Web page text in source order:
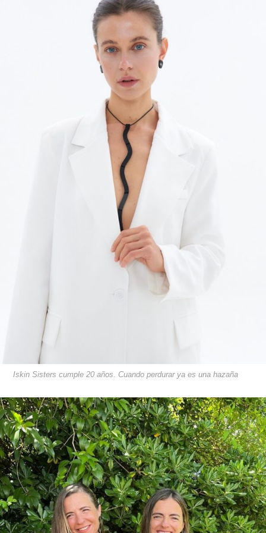
Iskin Sisters cumple 20 años. Cuando perdurar ya es una hazaña